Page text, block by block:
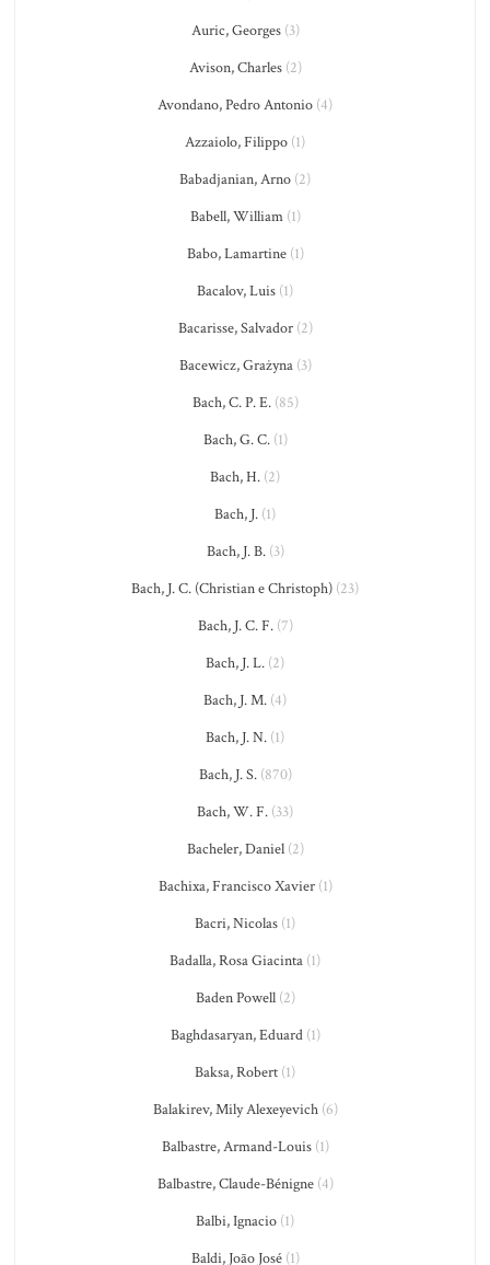
Auric, Georges(3)
Avison, Charles(2)
Avondano, Pedro Antonio (4)
Azzaiolo, Filippo (1)
Babadjanian, Arno (2)
Babell, William(1)
Babo, Lamartine(1)
Bacalov, Luis (1)
Bacarisse, Salvador(2)
Bacewicz, Grażyna(3)
Bach, C. P. E.(85)
Bach, G. C.(1)
Bach, H. (2)
Bach, J. (1)
Bach, J. B.(3)
Bach, J. C. (Christian e Christoph) (23)
Bach, J. C. F.(7)
Bach, J. L. (2)
Bach, J. M. (4)
Bach, J. N. (1)
Bach, J. S.(870)
Bach, W. F. (33)
Bacheler, Daniel(2)
Bachixa, Francisco Xavier(1)
Bacri, Nicolas (1)
Badalla, Rosa Giacinta (1)
Baden Powell(2)
Baghdasaryan, Eduard(1)
Baksa, Robert (1)
Balakirev, Mily Alexeyevich(6)
Balbastre, Armand-Louis(1)
Balbastre, Claude-Bénigne(4)
Balbi, Ignacio (1)
Baldi, João José(1)